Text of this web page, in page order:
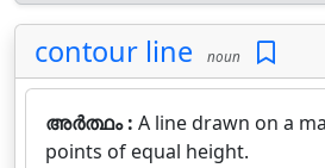
contour line noun
അർത്ഥം : A line drawn on a
points of equal height.